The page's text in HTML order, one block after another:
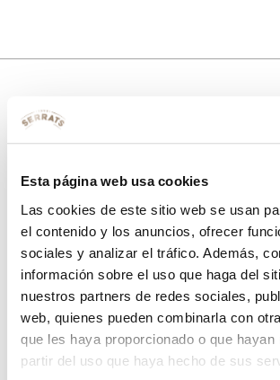
Esta página web usa cookies
Las cookies de este sitio web se usan
el contenido y los anuncios, ofrecer
sociales y analizar el tráfico. Además,
información sobre el uso que haga del
nuestros partners de redes sociales,
web, quienes pueden combinarla con
que les haya proporcionado o que hayan
partir del uso que haya hecho de sus
con tu primera
Apúntatea nuestra newsletter para recibir
disfruta deun 10% de descuentoen tu